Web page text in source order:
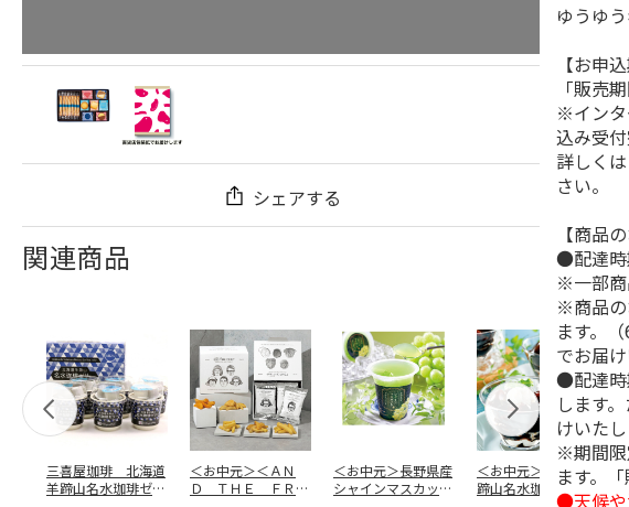
シェアする
関連商品
三喜屋珈琲 北海道
羊蹄山名水珈琲ゼリ
＜お中元＞＜ＡＮ
Ｄ ＴＨＥ ＦＲＩ
＜お中元＞長野県産
シャインマスカット
＜お中元＞北海道羊
蹄山名水珈琲ゼリー
ゆうゆ
【お申
「販売
※インタ
込み受付
詳しく
さい。
【商品
●配達時
※一部商
※商品の
ます。
でお届け
●配達時
します
けいたし
※期間限
ます。
●天候や